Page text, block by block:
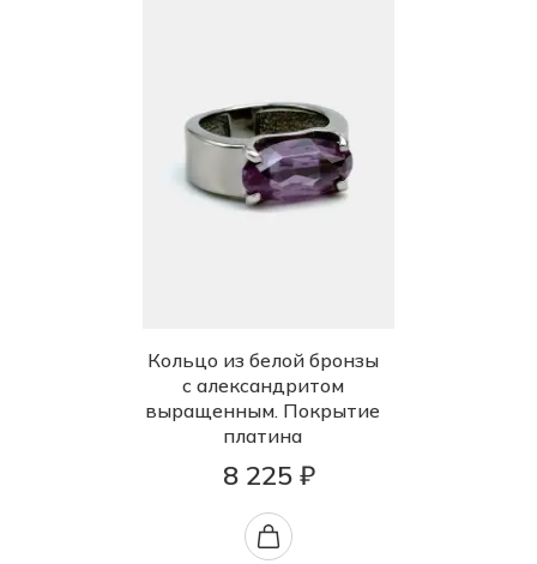
Кольцо из белой бронзы
с александритом
выращенным. Покрытие
платина
8 225 ₽